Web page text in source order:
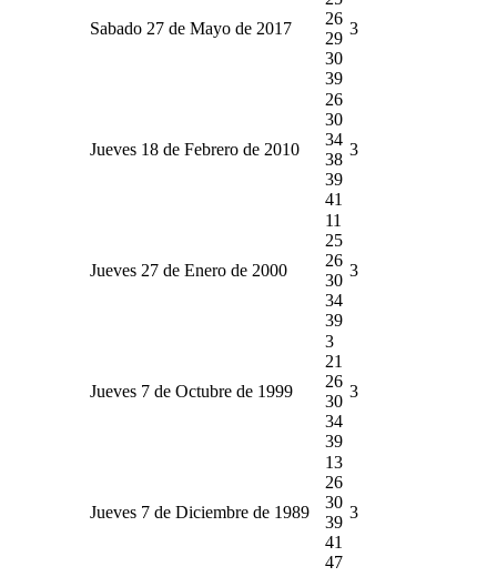
Sabado 27 de Mayo de 2017
26
29
30
39
3
Jueves 18 de Febrero de 2010
26
30
34
38
39
41
3
Jueves 27 de Enero de 2000
11
25
26
30
34
39
3
Jueves 7 de Octubre de 1999
3
21
26
30
34
39
3
Jueves 7 de Diciembre de 1989
13
26
30
39
41
47
3